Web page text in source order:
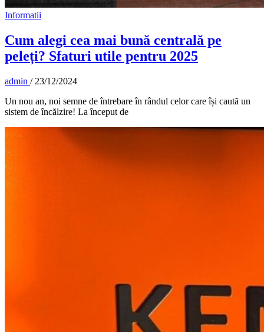
Informatii
Cum alegi cea mai bună centrală pe
peleți? Sfaturi utile pentru 2025
admin / 23/12/2024
Un nou an, noi semne de întrebare în rândul celor care își caută un
sistem de încălzire! La început de